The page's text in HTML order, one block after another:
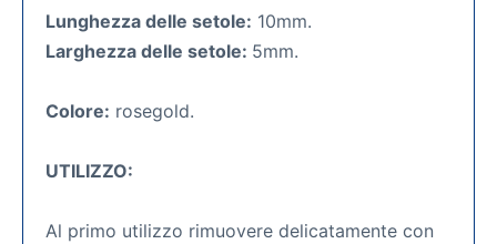
Lunghezza delle setole: 10mm.
Larghezza delle setole: 5mm.
Colore: rosegold.
UTILIZZO:
Al primo utilizzo rimuovere delicatamente con